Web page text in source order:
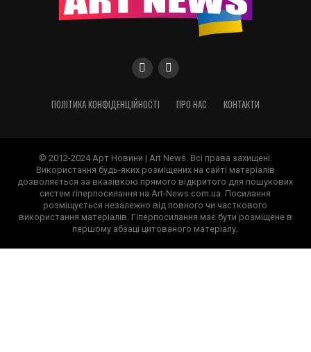
ПОЛІТИКА КОНФІДЕНЦІЙНОСТІ ПРО НАС КОНТАКТИ
© 2012-2024 Арт Новини | Art News. Всі права захищені.
Використання будь-яких розміщених на сайті матеріалів
дозволяється за вказівкою прямого відкритого для пошукових
систем гіперпосилання на Art-News.com.ua. Посилання
розміщується незалежно від повного чи часткового
використання матеріалів. Гіперпосилання має бути розміщене в
першому абзаці цитованого матеріалу.